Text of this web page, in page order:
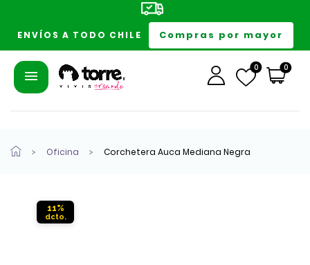
ENVÍOS A TODO CHILE Compras por mayor
0 0
Oficina Corchetera Auca Mediana Negra
11%